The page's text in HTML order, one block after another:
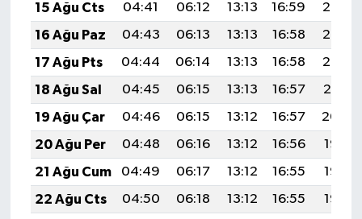
15 Ağu Cts
04:41 06:12 13:13 16:59
20:05
16 Ağu Paz
04:43 06:13 13:13 16:58
20:03
17 Ağu Pts
04:44 06:14 13:13 16:58
20:02
18 Ağu Sal
04:45 06:15 13:13 16:57
20:01
19 Ağu Çar
04:46 06:15 13:12 16:57
20:00
20 Ağu Per
04:48 06:16 13:12 16:56
19:58
21 Ağu Cum
04:49 06:17 13:12 16:55
19:57
22 Ağu Cts
04:50 06:18 13:12 16:55
19:56